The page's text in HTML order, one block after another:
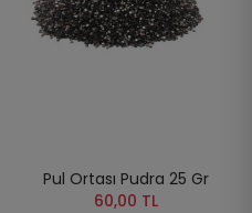
Pul Ortası Pudra 25 Gr
60,00 TL